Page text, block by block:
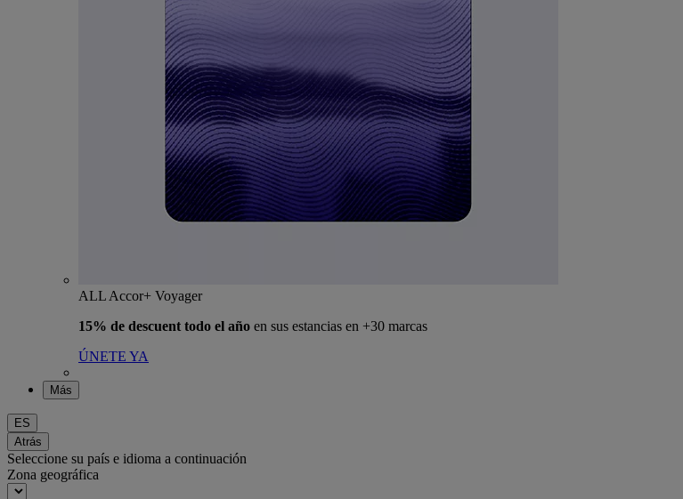
ALL Accor+ Voyager
15% de descuent todo el año en sus estancias en +30 marcas
ÚNETE YA
Más
ES
Atrás
Seleccione su país e idioma a continuación
Zona geográfica